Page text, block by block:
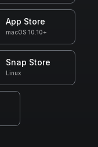
App Store
macOS 10.10+
Snap Store
Linux